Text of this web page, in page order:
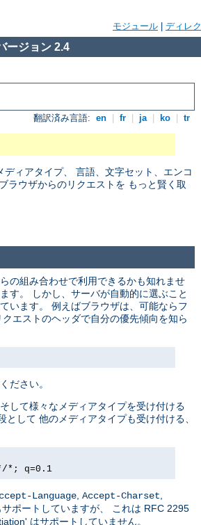
モジュール ディレ
ージョン 2.4
翻訳済み言語: en fr ja ko tr
ィアタイプ、 言語、文字セット、エンコ
ラウザからのリクエストを もっと賢く取
の組み合わせで利用できるかも知れませ
す。 しかし、サーバが自動的に選ぶこと
います。 例えばブラウザは、可能ならフ
エストのヘッダで自分の優先傾向を知ら
ださい。
して様々なメディアタイプを受け付ける
して 他のメディアタイプも受け付ける、
*; q=0.1
Language Accept-Charset
ポートしていますが、 これは RFC 2295
はサポートしていません。